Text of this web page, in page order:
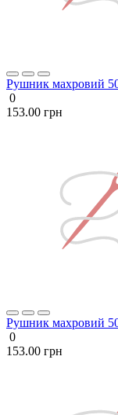
Рушник махровий
0
153.00 грн
Рушник махровий
0
153.00 грн